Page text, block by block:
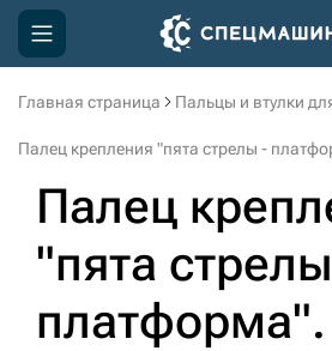
Главная страница Пальцы и втулки
Палец крепления "пята стрелы -
Палец
"пята
платформа".
Компания
Доставка и оплата
Информация
Контакты